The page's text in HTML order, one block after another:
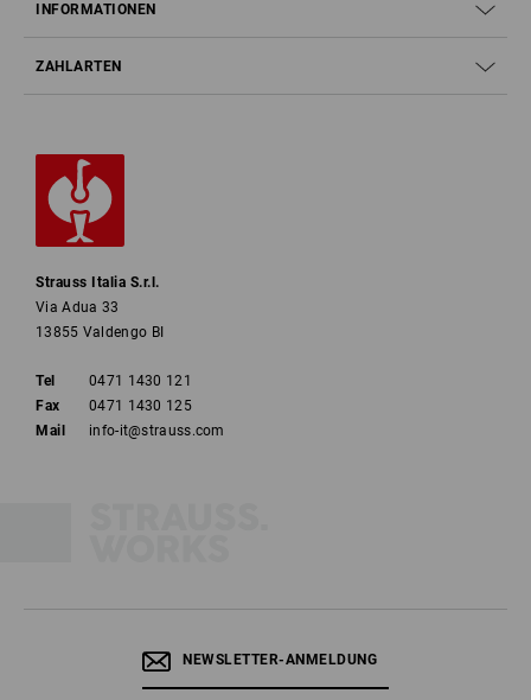
INFORMATIONEN
ZAHLARTEN
Strauss Italia S.r.l.
Via Adua 33
13855 Valdengo BI
Tel
0471 1430 121
Fax
0471 1430 125
Mail
info-it@strauss.com
NEWSLETTER-ANMELDUNG